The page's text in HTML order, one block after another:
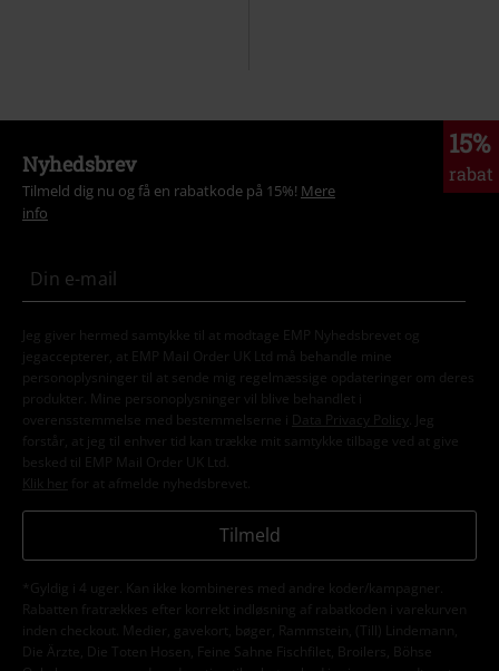
15%
rabat
Nyhedsbrev
Tilmeld dig nu og få en rabatkode på 15%! Mere
info
Jeg giver hermed samtykke til at modtage EMP Nyhedsbrevet og
jegaccepterer, at EMP Mail Order UK Ltd må behandle mine
personoplysninger til at sende mig regelmæssige opdateringer om deres
produkter. Mine personoplysninger vil blive behandlet i
overensstemmelse med bestemmelserne i
Data Privacy Policy
. Jeg
forstår, at jeg til enhver tid kan trække mit samtykke tilbage ved at give
besked til EMP Mail Order UK Ltd.
Klik her
for at afmelde nyhedsbrevet.
Tilmeld
*Gyldig i 4 uger. Kan ikke kombineres med andre koder/kampagner.
Rabatten fratrækkes efter korrekt indløsning af rabatkoden i varekurven
inden checkout. Medier, gavekort, bøger, Rammstein, (Till) Lindemann,
Die Ärzte, Die Toten Hosen, Feine Sahne Fischfilet, Broilers, Böhse